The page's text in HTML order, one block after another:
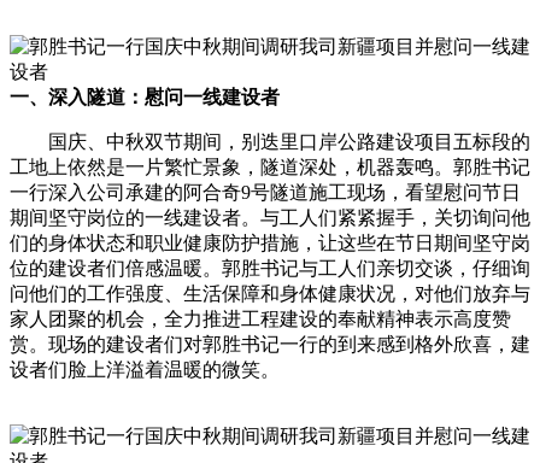
一、深入隧道：慰问一线建设者
国庆、中秋双节期间，别迭里口岸公路建设项目五标段的
工地上依然是一片繁忙景象，隧道深处，机器轰鸣。郭胜书记
一行深入公司承建的阿合奇9号隧道施工现场，看望慰问节日
期间坚守岗位的一线建设者。与工人们紧紧握手，关切询问他
们的身体状态和职业健康防护措施，让这些在节日期间坚守岗
位的建设者们倍感温暖。郭胜书记与工人们亲切交谈，仔细询
问他们的工作强度、生活保障和身体健康状况，对他们放弃与
家人团聚的机会，全力推进工程建设的奉献精神表示高度赞
赏。现场的建设者们对郭胜书记一行的到来感到格外欣喜，建
设者们脸上洋溢着温暖的微笑。